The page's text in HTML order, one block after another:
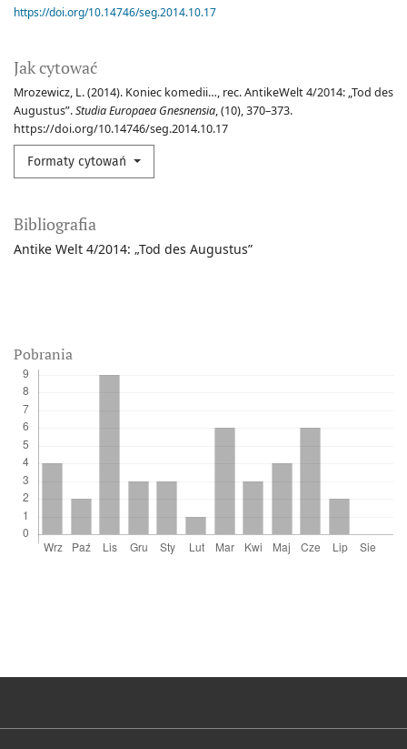
Jak cytować
Mrozewicz, L. (2014). Koniec komedii…, rec. AntikeWelt 4/2014: „Tod des
Augustus”.Studia Europaea Gnesnensia, (10), 370–373.
https://doi.org/10.14746/seg.2014.10.17
Formaty cytowań
https://doi.org/10.14746/seg.2014.10.17
Pobrania
Bibliografia
Antike Welt 4/2014: „Tod des Augustus”